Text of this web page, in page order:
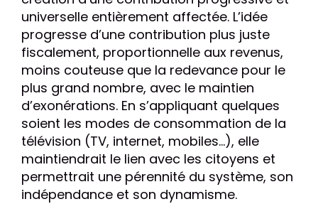
universelle entièrement affectée. L’idée
progresse d’une contribution plus juste
fiscalement, proportionnelle aux revenus,
moins couteuse que la redevance pour le
plus grand nombre, avec le maintien
d’exonérations. En s’appliquant quelques
soient les modes de consommation de la
télévision (TV, internet, mobiles…), elle
maintiendrait le lien avec les citoyens et
permettrait une pérennité du système, son
indépendance et son dynamisme.